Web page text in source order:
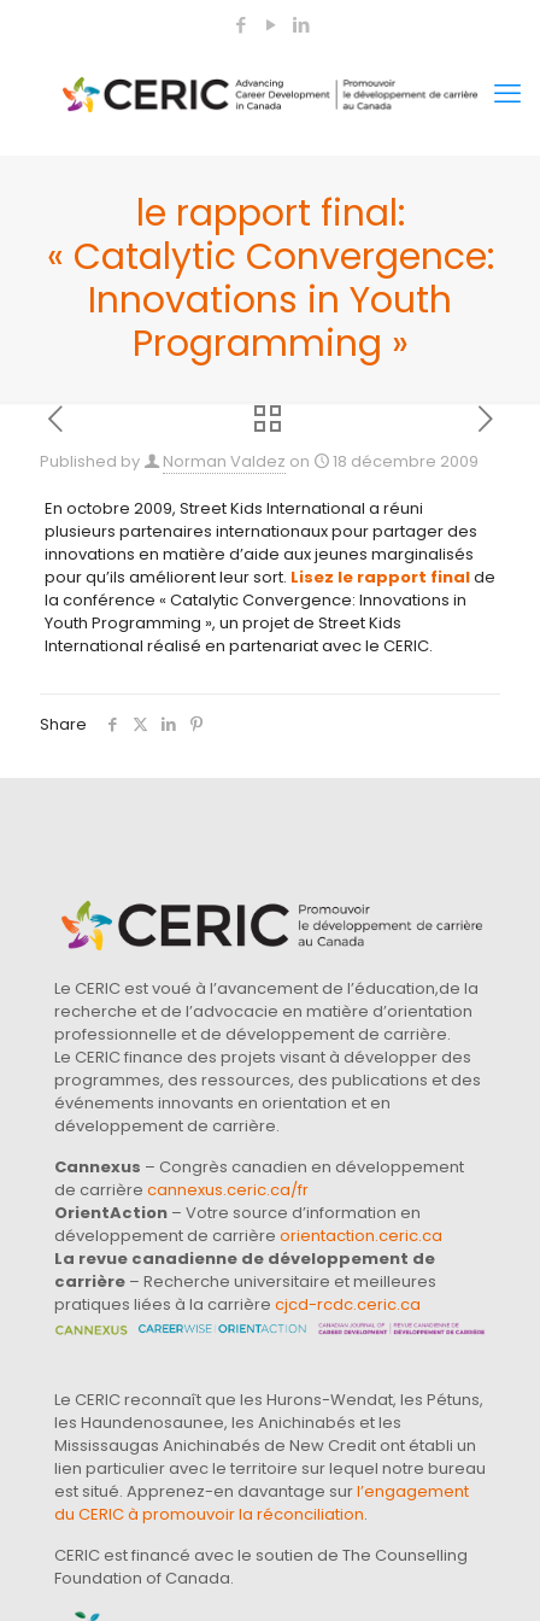
le rapport final:
« Catalytic Convergence:
Innovations in Youth
Programming »
Published by Norman Valdez on 18 décembre 2009
En octobre 2009, Street Kids International a réuni
plusieurs partenaires internationaux pour partager des
innovations en matière d’aide aux jeunes marginalisés
pour qu’ils améliorent leur sort. Lisez le rapport finalde
la conférence « Catalytic Convergence: Innovations in
Youth Programming », un projet de Street Kids
International réalisé en partenariat avec le CERIC.
Share
Le CERIC est voué à l’avancement de l’éducation,de la
recherche et de l’advocacie en matière d’orientation
professionnelle et de développement de carrière.
Le CERIC finance des projets visant à développer des
programmes, des ressources, des publications et des
événements innovants en orientation et en
développement de carrière.
Cannexus – Congrès canadien en développement
de carrière cannexus.ceric.ca/fr
OrientAction – Votre source d’information en
développement de carrière orientaction.ceric.ca
La revue canadienne de développement de
carrière – Recherche universitaire et meilleures
pratiques liées à la carrière cjcd-rcdc.ceric.ca
Le CERIC reconnaît que les Hurons-Wendat, les Pétuns,
les Haundenosaunee, les Anichinabés et les
Mississaugas Anichinabés de New Credit ont établi un
lien particulier avec le territoire sur lequel notre bureau
est situé. Apprenez-en davantage surl’engagement
du CERIC à promouvoir la réconciliation.
CERIC est financé avec le soutien de The Counselling
Foundation of Canada.